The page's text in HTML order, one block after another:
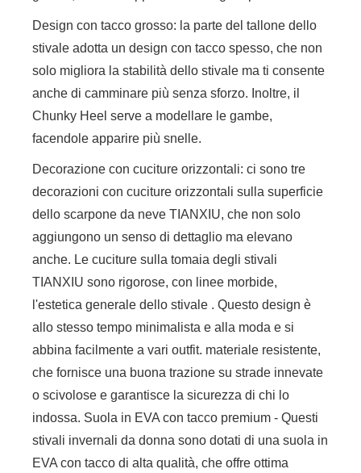
Design con tacco grosso: la parte del tallone dello
stivale adotta un design con tacco spesso, che non
solo migliora la stabilità dello stivale ma ti consente
anche di camminare più senza sforzo. Inoltre, il
Chunky Heel serve a modellare le gambe,
facendole apparire più snelle.
Decorazione con cuciture orizzontali: ci sono tre
decorazioni con cuciture orizzontali sulla superficie
dello scarpone da neve TIANXIU, che non solo
aggiungono un senso di dettaglio ma elevano
anche. Le cuciture sulla tomaia degli stivali
TIANXIU sono rigorose, con linee morbide,
l'estetica generale dello stivale . Questo design è
allo stesso tempo minimalista e alla moda e si
abbina facilmente a vari outfit. materiale resistente,
che fornisce una buona trazione su strade innevate
o scivolose e garantisce la sicurezza di chi lo
indossa. Suola in EVA con tacco premium - Questi
stivali invernali da donna sono dotati di una suola in
EVA con tacco di alta qualità, che offre ottima